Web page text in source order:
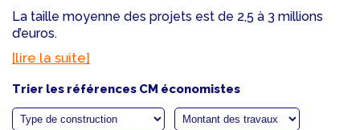
La taille moyenne des projets est de 2,5 à 3 millions
d’euros.
[lire la suite]
Trier les références CM économistes